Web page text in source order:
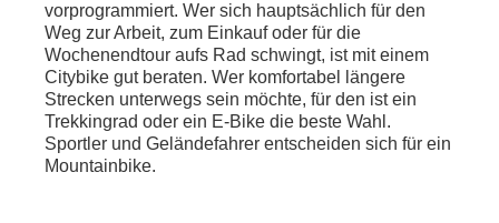
vorprogrammiert. Wer sich hauptsächlich für den
Weg zur Arbeit, zum Einkauf oder für die
Wochenendtour aufs Rad schwingt, ist mit einem
Citybike gut beraten. Wer komfortabel längere
Strecken unterwegs sein möchte, für den ist ein
Trekkingrad oder ein E-Bike die beste Wahl.
Sportler und Geländefahrer entscheiden sich für ein
Mountainbike.